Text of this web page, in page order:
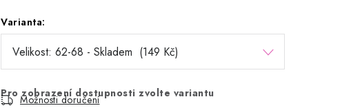
Varianta:
Pro zobrazení dostupnosti zvolte variantu
Možnosti doručení